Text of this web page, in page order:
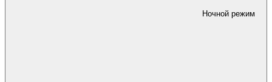
Ночной режим